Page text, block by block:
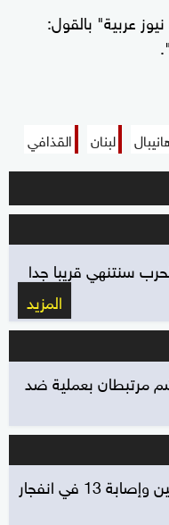
عربية" بالقول:
لبنان القذافي
سنتنهي قريبا جدا
المزيد
مرتبطان بعملية ضد
وزارة الصحة السورية: مقتل شخصين وإصابة 13 في انفجار